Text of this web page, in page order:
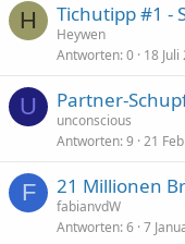
H Tichutipp #1 -
Heywen
Antworten 0 18 Juli
U Partner-
unconscious
Antworten 9 21
F 21 Millionen
fabianvdW
Antworten 6 7